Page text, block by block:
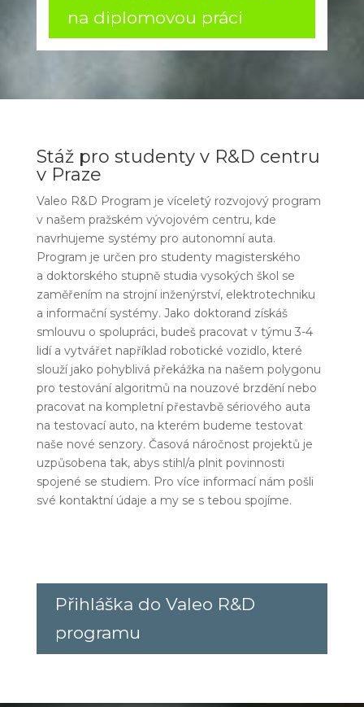
na diplomovou práci
Stáž pro studenty v R&D centru
v Praze
Valeo R&D Program je víceletý rozvojový program
v našem pražském vývojovém centru, kde
navrhujeme systémy pro autonomní auta.
Program je určen pro studenty magisterského
a doktorského stupně studia vysokých škol se
zaměřením na strojní inženýrství, elektrotechniku
a informační systémy. Jako doktorand získáš
smlouvu o spolupráci, budeš pracovat v týmu 3-4
lidí a vytvářet například robotické vozidlo, které
slouží jako pohyblivá překážka na našem polygonu
pro testování algoritmů na nouzové brzdění nebo
pracovat na kompletní přestavbě sériového auta
na testovací auto, na kterém budeme testovat
naše nové senzory. Časová náročnost projektů je
uzpůsobena tak, abys stihl/a plnit povinnosti
spojené se studiem. Pro více informací nám pošli
své kontaktní údaje a my se s tebou spojíme.
Přihláška do Valeo R&D
programu